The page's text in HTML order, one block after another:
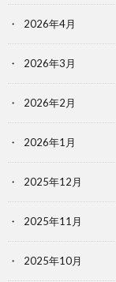
2026年4月
2026年3月
2026年2月
2026年1月
2025年12月
2025年11月
2025年10月